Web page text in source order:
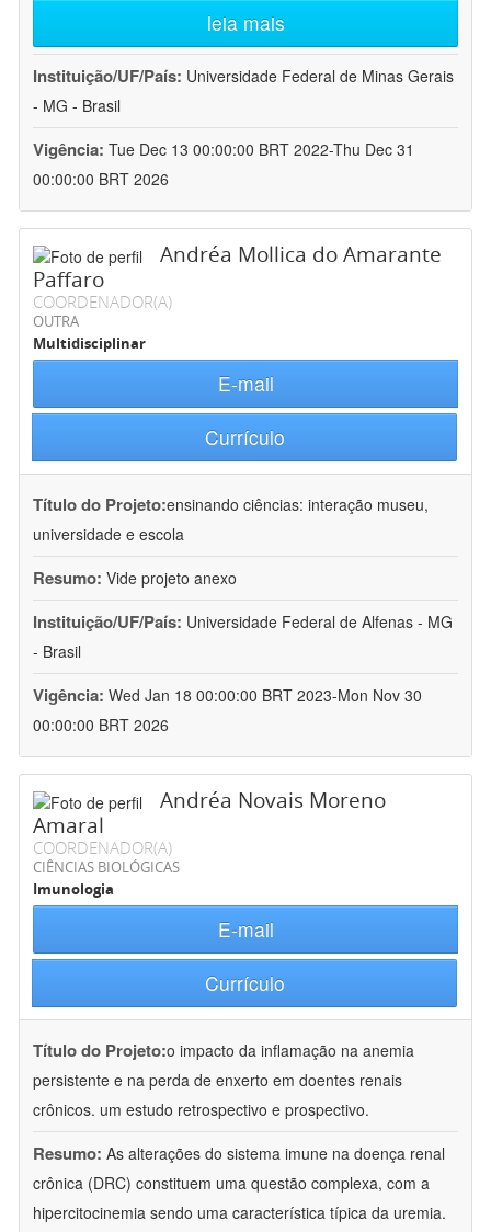
leia mais
Instituição/UF/País: Universidade Federal de Minas Gerais
- MG - Brasil
Vigência: Tue Dec 13 00:00:00 BRT 2022-Thu Dec 31
00:00:00 BRT 2026
Andréa Mollica do Amarante
Paffaro
COORDENADOR(A)
OUTRA
Multidisciplinar
E-mail
Currículo
Título do Projeto:ensinando ciências: interação museu,
universidade e escola
Resumo: Vide projeto anexo
Instituição/UF/País: Universidade Federal de Alfenas - MG
- Brasil
Vigência: Wed Jan 18 00:00:00 BRT 2023-Mon Nov 30
00:00:00 BRT 2026
Andréa Novais Moreno
Amaral
COORDENADOR(A)
CIÊNCIAS BIOLÓGICAS
Imunologia
E-mail
Currículo
Título do Projeto:o impacto da inflamação na anemia
persistente e na perda de enxerto em doentes renais
crônicos. um estudo retrospectivo e prospectivo.
Resumo: As alterações do sistema imune na doença renal
crônica (DRC) constituem uma questão complexa, com a
hipercitocinemia sendo uma característica típica da uremia.